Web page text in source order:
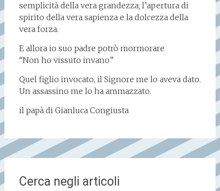
semplicità della vera grandezza; l’apertura di
spirito della vera sapienza e la dolcezza della
vera forza.
E allora io suo padre potrò mormorare
“Non ho vissuto invano”
Quel figlio invocato, il Signore me lo aveva dato.
Un assassino me lo ha ammazzato.
il papà di Gianluca Congiusta
Cerca negli articoli